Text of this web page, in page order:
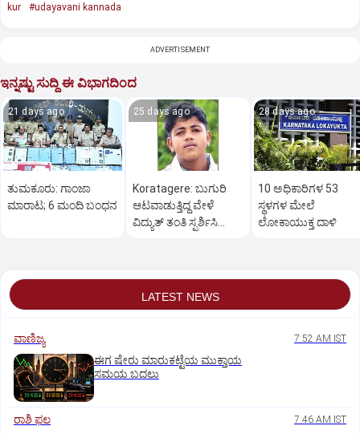
kur
#udayavani kannada
ADVERTISEMENT
ಇನ್ನಷ್ಟು ಸುದ್ದಿ ಈ ವಿಭಾಗದಿಂದ
21 days ago
ತುಮಕೂರು: ಗಾಂಜಾ
ಮಾರಾಟ; 6 ಮಂದಿ ಬಂಧನ
25 days ago
Koratagere: ಬುಗುರಿ
ಆಟವಾಡುತ್ತಿದ್ದ ವೇಳೆ
ವಿದ್ಯುತ್ ತಂತಿ ಸ್ಪರ್ಶಿಸಿ
28 days ago
10 ಅಧಿಕಾರಿಗಳ 53
ಸ್ಥಳಗಳ ಮೇಲೆ
ಲೋಕಾಯುಕ್ತ ದಾಳಿ
LATEST NEWS
ವಾಣಿಜ್ಯ 7:52 AM IST
ಈಗ ಷೇರು ಮಾರುಕಟ್ಟೆಯ ಮುಕ್ತಾಯ
ಸಮಯ ಬದಲು
ರಾಶಿ ಫಲ 7:46 AM IST